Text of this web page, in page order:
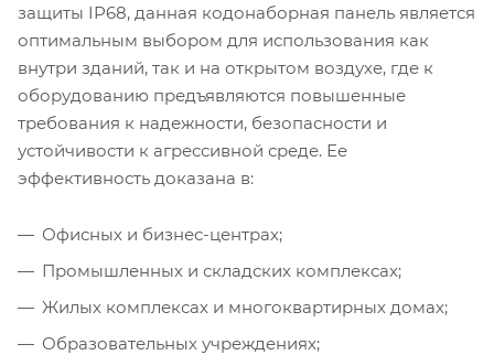
защиты IP68, данная кодонаборная панель является
оптимальным выбором для использования как
внутри зданий, так и на открытом воздухе, где к
оборудованию предъявляются повышенные
требования к надежности, безопасности и
устойчивости к агрессивной среде. Ее
эффективность доказана в:
Офисных и бизнес-центрах;
Промышленных и складских комплексах;
Жилых комплексах и многоквартирных домах;
Образовательных учреждениях;